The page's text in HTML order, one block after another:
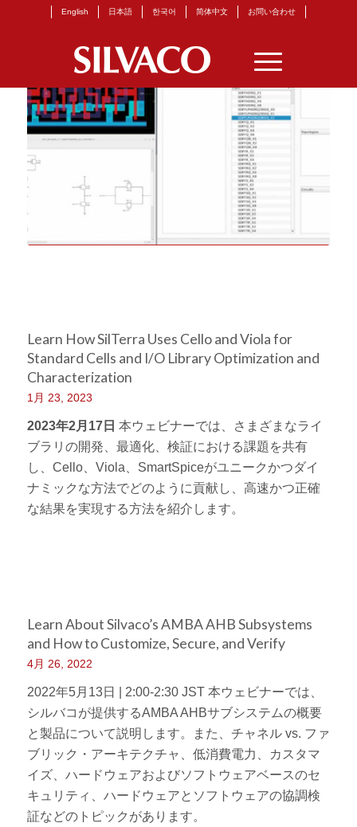
English 日本語 한국어 简体中文 お問い合わせ
Learn How SilTerra Uses Cello and Viola for
Standard Cells and I/O Library Optimization and
Characterization
1月 23, 2023
2023年2月17日 本ウェビナーでは、さまざまなライ
ブラリの開発、最適化、検証における課題を共有
し、Cello、Viola、SmartSpiceがユニークかつダイ
ナミックな方法でどのように貢献し、高速かつ正確
な結果を実現する方法を紹介します。
Learn About Silvaco’s AMBA AHB Subsystems
and How to Customize, Secure, and Verify
4月 26, 2022
2022年5月13日 | 2:00-2:30 JST 本ウェビナーでは、
シルバコが提供するAMBA AHBサブシステムの概要
と製品について説明します。また、チャネル vs. ファ
ブリック・アーキテクチャ、低消費電力、カスタマ
イズ、ハードウェアおよびソフトウェアベースのセ
キュリティ、ハードウェアとソフトウェアの協調検
証などのトピックがあります。